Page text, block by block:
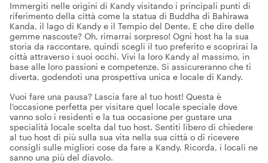
Immergiti nelle origini di Kandy visitando i principali punti di
riferimento della città come la statua di Buddha di Bahirawa
Kanda, il lago di Kandy e il Tempio del Dente. E che dire delle
gemme nascoste? Oh, rimarrai sorpreso! Ogni host ha la sua
storia da raccontare, quindi scegli il tuo preferito e scoprirai la
città attraverso i suoi occhi. Vivi la loro Kandy al massimo, in
base alle loro passioni e competenze. Si assicureranno che ti
diverta, godendoti una prospettiva unica e locale di Kandy.
Vuoi fare una pausa? Lascia fare al tuo host! Questa è
l'occasione perfetta per visitare quel locale speciale dove
vanno solo i residenti e la tua occasione per gustare una
specialità locale scelta dal tuo host. Sentiti libero di chiedere
al tuo host di più sulla sua vita nella sua città o di ricevere
consigli sulle migliori cose da fare a Kandy. Ricorda, i locali ne
sanno una più del diavolo.